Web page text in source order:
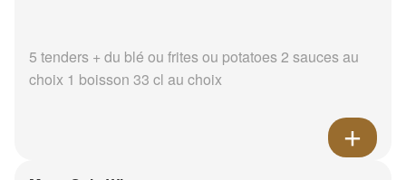
5 tenders + du blé ou frites ou potatoes 2 sauces au
choix 1 boisson 33 cl au choix